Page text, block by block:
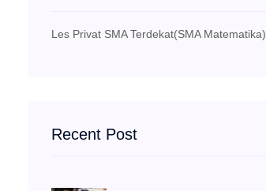
Les Privat SMA Terdekat(SMA Matematika)
Recent Post